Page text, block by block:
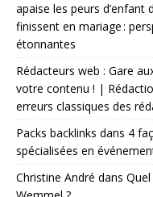
apaise les peurs d’enfant
finissent en mariage :
étonnantes
Rédacteurs web : Gare
votre contenu ! |
erreurs classiques des
Packs backlinks dans 4
spécialisées en
Christine André dans